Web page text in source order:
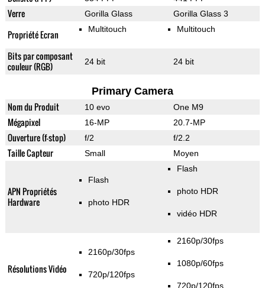
Verre Gorilla Glass Gorilla Glass 3
Propriété Ecran Multitouch Multitouch
Bits par composant
couleur (RGB)
24 bit 24 bit
Primary Camera
Nom du Produit 10 evo One M9
Mégapixel 16-MP 20.7-MP
Ouverture (f-stop) f/2 f/2.2
Taille Capteur Small Moyen
APN Propriétés
Hardware
Flash
photo HDR
Flash
photo HDR
vidéo HDR
Résolutions Vidéo
2160p/30fps
720p/120fps
2160p/30fps
1080p/60fps
720p/120fps